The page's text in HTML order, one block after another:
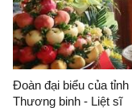
Đoàn đại biểu của
Thương binh - Liệt sĩ